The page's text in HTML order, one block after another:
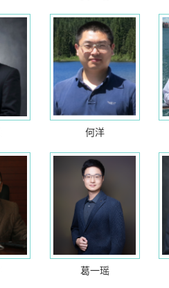
何洋
葛一瑶